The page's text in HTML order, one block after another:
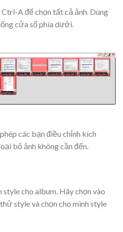
A để chọn tất cả ảnh. Dùng
cửa sổ phía dưới.
các bạn điều chỉnh kích
bỏ ảnh không cần đến.
style cho album. Hãy chọn vào
style và chọn cho mình style